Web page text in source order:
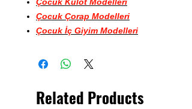
Çocuk Çorap Modelleri
Çocuk İç Giyim Modelleri
Related Products